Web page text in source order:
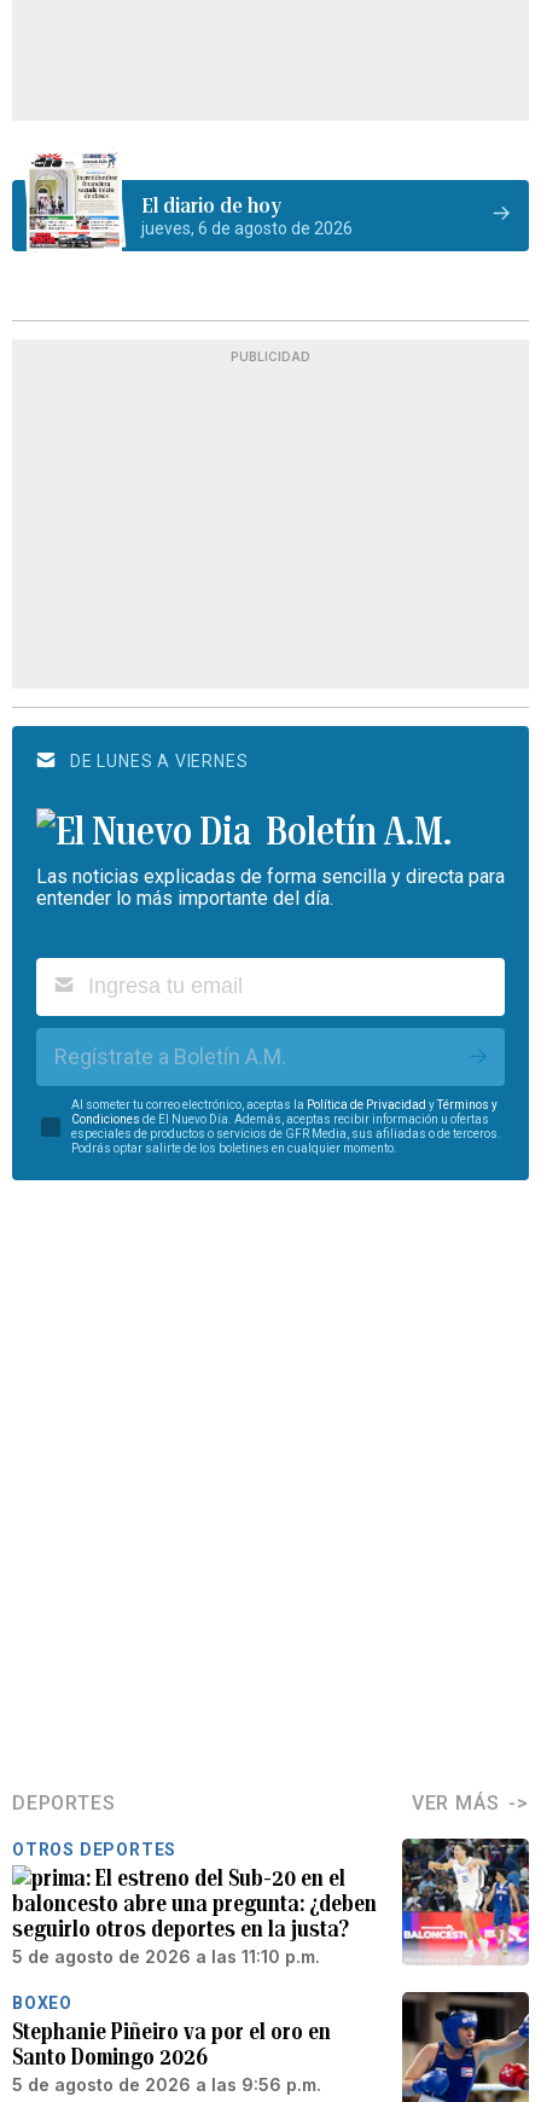
El diario de hoy
jueves, 6 de agosto de 2026
PUBLICIDAD
DE LUNES A VIERNES
Boletín A.M.
Las noticias explicadas de forma sencilla y directa para
entender lo más importante del día.
Regístrate a Boletín A.M.
Al someter tu correo electrónico, aceptas la Política de Privacidad yTérminos y
Condiciones de El Nuevo Día. Además, aceptas recibir información u ofertas
especiales de productos o servicios de GFR Media, sus afiliadas o de terceros.
Podrás optar salirte de los boletines en cualquier momento.
DEPORTES VER MÁS
OTROS DEPORTES
El estreno del Sub-20 en el
baloncesto abre una pregunta: ¿deben
seguirlo otros deportes en la justa?
5 de agosto de 2026 a las 11:10 p.m.
BOXEO
Stephanie Piñeiro va por el oro en
Santo Domingo 2026
5 de agosto de 2026 a las 9:56 p.m.